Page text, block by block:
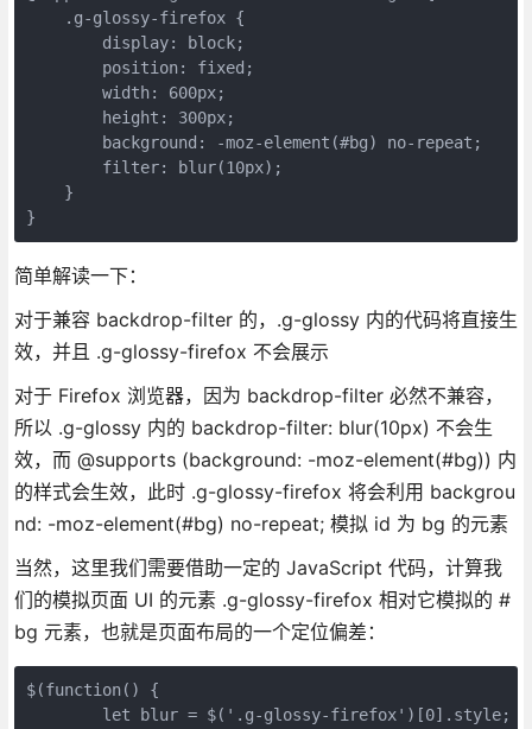
    .g-glossy-firefox {
        display: block;
        position: fixed;
        width: 600px;
        height: 300px;
        background: -moz-element(#bg) no-repeat;
        filter: blur(10px);
    }
简单解读一下：
对于兼容 backdrop-filter 的，.g-glossy 内的代码将直接生
效，并且 .g-glossy-firefox 不会展示
对于 Firefox 浏览器，因为 backdrop-filter 必然不兼容，
所以 .g-glossy 内的 backdrop-filter: blur(10px) 不会生
效，而 @supports (background: -moz-element(#bg)) 内
的样式会生效，此时 .g-glossy-firefox 将会利用 backgrou
nd: -moz-element(#bg) no-repeat; 模拟 id 为 bg 的元素
当然，这里我们需要借助一定的 JavaScript 代码，计算我
们的模拟页面 UI 的元素 .g-glossy-firefox 相对它模拟的 #
bg 元素，也就是页面布局的一个定位偏差：
$(function() {
        let blur = $('.g-glossy-firefox')[0].style;